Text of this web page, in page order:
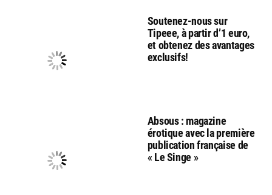
Soutenez-nous sur
Tipeee, à partir d’1 euro,
et obtenez des avantages
exclusifs!
Absous : magazine
érotique avec la première
publication française de
« Le Singe »